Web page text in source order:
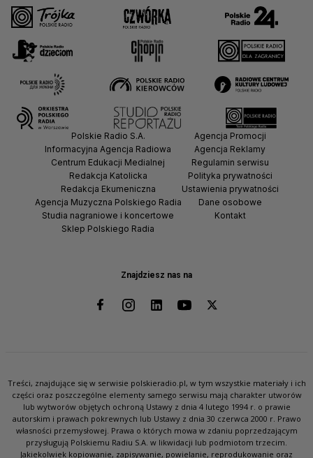
Znajdziesz nas na
Polskie Radio S.A.
Informacyjna Agencja Radiowa
Centrum Edukacji Medialnej
Redakcja Katolicka
Redakcja Ekumeniczna
Agencja Muzyczna Polskiego Radia
Studia nagraniowe i koncertowe
Sklep Polskiego Radia
Agencja Promocji
Agencja Reklamy
Regulamin serwisu
Polityka prywatności
Ustawienia prywatności
Dane osobowe
Kontakt
Treści, znajdujące się w serwisie polskieradio.pl, w tym wszystkie materiały i ich
części oraz poszczególne elementy samego serwisu mają charakter utworów
lub wytworów objętych ochroną Ustawy z dnia 4 lutego 1994 r. o prawie
autorskim i prawach pokrewnych lub Ustawy z dnia 30 czerwca 2000 r. Prawo
własności przemysłowej. Prawa o których mowa w zdaniu poprzedzającym
przysługują Polskiemu Radiu S.A. w likwidacji lub podmiotom trzecim.
Jakiekolwiek kopiowanie, zapisywanie, powielanie, reprodukowanie oraz